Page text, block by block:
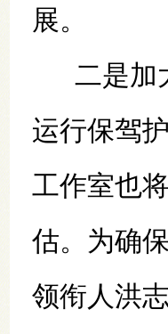
展。
二是加
运行保驾
工作室也
估。为确
领衔人洪